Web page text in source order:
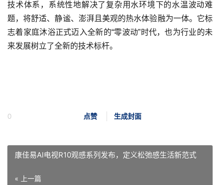
技术体系，系统性地解决了复杂用水环境下的水温波动难
题，将舒适、静谧、澎湃且美观的热水体验融为一体。它标
志着家庭沐浴正式迈入全新的“零波动”时代，也为行业的未
来发展树立了全新的技术标杆。
点赞 生成封面
0
康佳易AI电视R10观感系列发布，定义松弛感生活新范式
« 上一篇